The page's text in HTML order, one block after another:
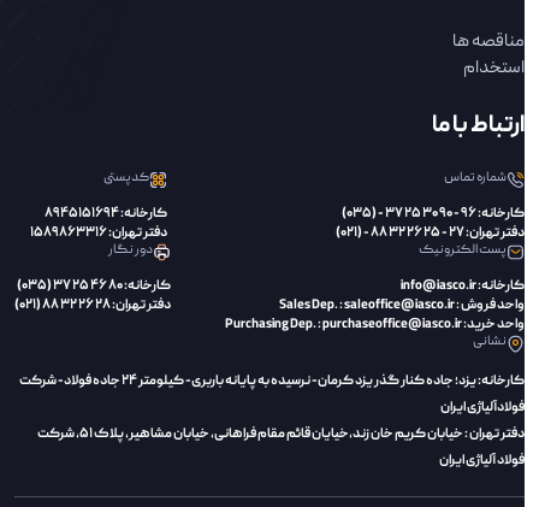
مناقصه ها
استخدام
ارتباط با ما
شماره تماس
کارخانه: 96 - 90 30 25 37 - (035)
دفتر تهران: 27 - 25 26 32 88 - (021)
کدپستی
کارخانه: 8945151694
دفتر تهران: 1589863316
پست الکترونیک
کارخانه: info@iasco.ir
واحد فروش : Sales Dep. : saleoffice@iasco.ir
واحد خرید: Purchasing Dep. : purchaseoffice@iasco.ir
دور نگار
کارخانه: 80 46 25 37 (035)
دفتر تهران: 28 26 32 88 (021)
نشانی
کارخانه: یزد؛ جاده کنار گذر یزد کرمان- نرسیده به پایانه باربری- کیلومتر 24 جاده فولاد- شرکت
فولادآلیاژی ایران
دفتر تهران : خیابان کریم خان زند،‌خیایان قائم مقام فراهانی، خیابان مشاهیر، پلاک 51، شرکت
فولاد آلیاژی ایران